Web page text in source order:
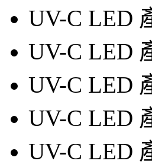
UV-C LED
UV-C LED
UV-C LED
UV-C LED
UV-C LED